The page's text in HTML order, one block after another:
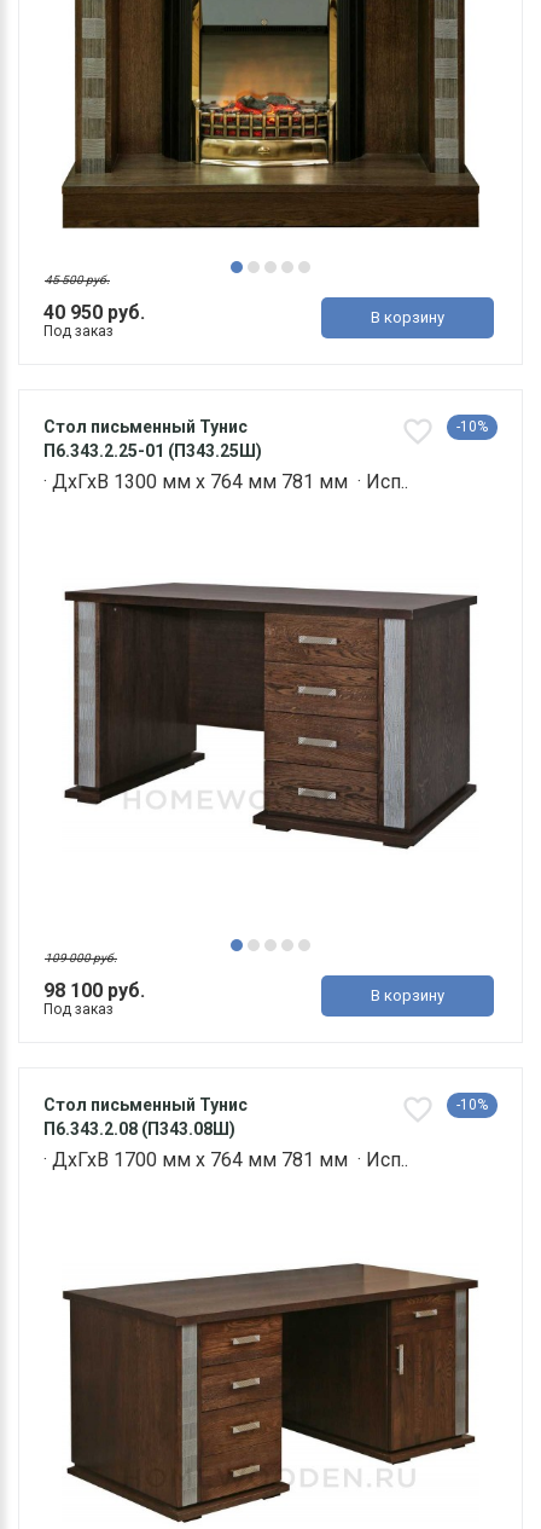
40 950 руб.
45 500 руб.
Под заказ
В корзину
Стол письменный Тунис
П6.343.2.25-01 (П343.25Ш)
-10%
· ДхГхВ 1300 мм х 764 мм 781 мм · Исп..
98 100 руб.
109 000 руб.
Под заказ
В корзину
Стол письменный Тунис
П6.343.2.08 (П343.08Ш)
-10%
· ДхГхВ 1700 мм х 764 мм 781 мм · Исп..